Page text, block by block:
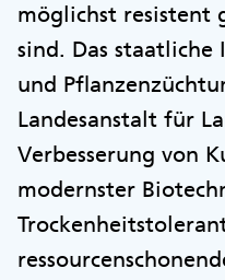
möglichst resistent
sind. Das
und
Landesanstalt für
Verbesserung von
modernster